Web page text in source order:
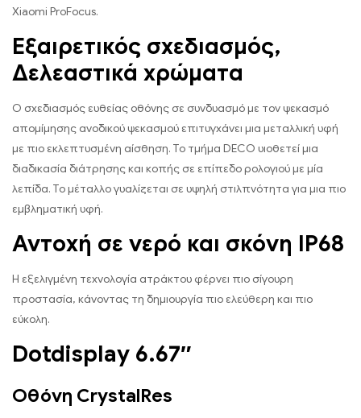
Xiaomi ProFocus.
Εξαιρετικός σχεδιασμός,
Δελεαστικά χρώματα
Ο σχεδιασμός ευθείας οθόνης σε συνδυασμό με τον ψεκασμό
απομίμησης ανοδικού ψεκασμού επιτυγχάνει μια μεταλλική υφή
με πιο εκλεπτυσμένη αίσθηση. Το τμήμα DECO υιοθετεί μια
διαδικασία διάτρησης και κοπής σε επίπεδο ρολογιού με μία
λεπίδα. Το μέταλλο γυαλίζεται σε υψηλή στιλπνότητα για μια πιο
εμβληματική υφή.
Αντοχή σε νερό και σκόνη IP68
Η εξελιγμένη τεχνολογία ατράκτου φέρνει πιο σίγουρη
προστασία, κάνοντας τη δημιουργία πιο ελεύθερη και πιο
εύκολη.
Dotdisplay 6.67″
Οθόνη CrystalRes